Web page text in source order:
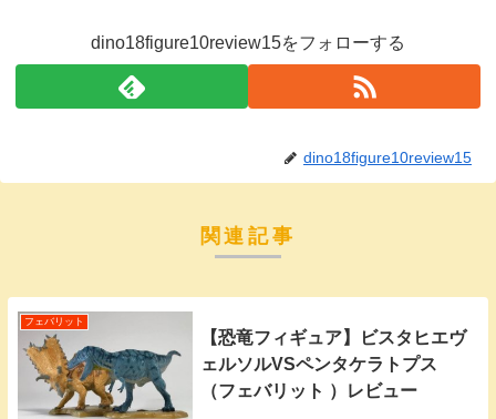
dino18figure10review15をフォローする
dino18figure10review15
関連記事
フェバリット
【恐竜フィギュア】ビスタヒエヴ
ェルソルVSペンタケラトプス
（フェバリット ）レビュー